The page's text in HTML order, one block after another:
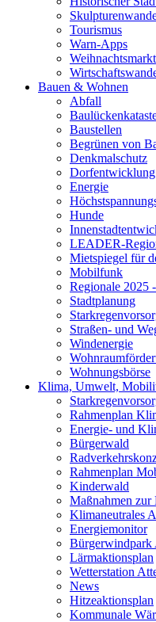
Tourismus
Warn-Apps
Weihnachtsmarkt
Bauen & Wohnen
Abfall
Baustellen
Begrünen von
Denkmalschutz
Dorfentwicklung
Energie
Hunde
LEADER-
Mietspiegel für
Mobilfunk
Regionale 2025
Stadtplanung
Straßen- und
Windenergie
Wohnungsbörse
Klima, Umwelt,
Rahmenplan
Energie- und
Bürgerwald
Rahmenplan
Kinderwald
Maßnahmen zur
Klimaneutrales
Energiemonitor
Bürgerwindpark
Lärmaktionsplan
Wetterstation
News
Hitzeaktionsplan
Kommunale